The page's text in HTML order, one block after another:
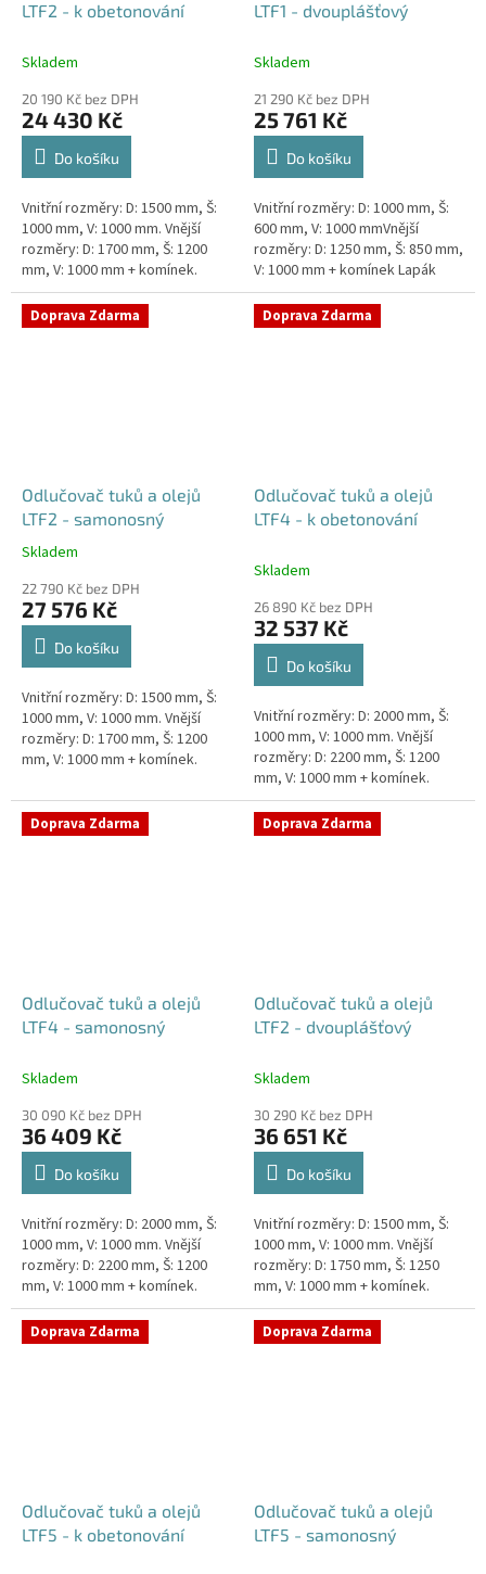
LTF2 - k obetonování
Skladem
20 190 Kč bez DPH
24 430 Kč
Do košíku
Vnitřní rozměry: D: 1500 mm, Š:
1000 mm, V: 1000 mm. Vnější
rozměry: D: 1700 mm, Š: 1200
mm, V: 1000 mm + komínek.
Lapák tuků do 2l/s nebo 250
jídel denně Průměr a umístění...
LTF1 - dvouplášťový
Skladem
21 290 Kč bez DPH
25 761 Kč
Do košíku
Vnitřní rozměry: D: 1000 mm, Š:
600 mm, V: 1000 mmVnější
rozměry: D: 1250 mm, Š: 850 mm,
V: 1000 mm + komínek Lapák
tuků do 1l/s nebo 100 jídel
denně Průměr a umístění...
Doprava Zdarma
Odlučovač tuků a olejů
LTF2 - samonosný
Průměrné
produktu
je
5,0
hvězdiček.
Skladem
22 790 Kč bez DPH
27 576 Kč
Do košíku
Vnitřní rozměry: D: 1500 mm, Š:
1000 mm, V: 1000 mm. Vnější
rozměry: D: 1700 mm, Š: 1200
mm, V: 1000 mm + komínek.
jídel denně Průměr a umístění...
Doprava Zdarma
Odlučovač tuků a olejů
LTF4 - k obetonování
Skladem
26 890 Kč bez DPH
32 537 Kč
Do košíku
Vnitřní rozměry: D: 2000 mm, Š:
1000 mm, V: 1000 mm. Vnější
rozměry: D: 2200 mm, Š: 1200
mm, V: 1000 mm + komínek.
Lapák tuků do 4l/s nebo 600
jídel denně Průměr a umístění...
Doprava Zdarma
Odlučovač tuků a olejů
LTF4 - samonosný
Skladem
30 090 Kč bez DPH
36 409 Kč
Do košíku
Vnitřní rozměry: D: 2000 mm, Š:
1000 mm, V: 1000 mm. Vnější
rozměry: D: 2200 mm, Š: 1200
mm, V: 1000 mm + komínek.
Lapák tuků do 4l/s nebo 600
jídel denně Průměr a umístění...
Doprava Zdarma
Odlučovač tuků a olejů
LTF2 - dvouplášťový
Skladem
30 290 Kč bez DPH
36 651 Kč
Do košíku
Vnitřní rozměry: D: 1500 mm, Š:
1000 mm, V: 1000 mm. Vnější
rozměry: D: 1750 mm, Š: 1250
mm, V: 1000 mm + komínek.
Lapák tuků do 2l/s nebo 250
jídel denně Průměr a umístění...
Doprava Zdarma
Odlučovač tuků a olejů
LTF5 - k obetonování
Doprava Zdarma
Odlučovač tuků a olejů
LTF5 - samonosný